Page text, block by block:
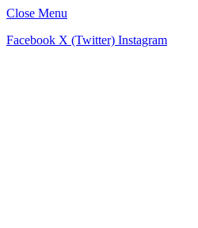
Close Menu
Facebook X (Twitter) Instagram